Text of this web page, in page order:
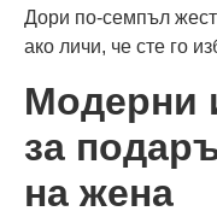
Дори по-семпъл
ако личи, че сте го
Модерни
за
на жена